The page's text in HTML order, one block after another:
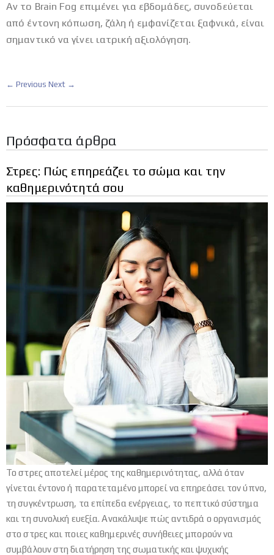
Αν το Brain Fog επιμένει για εβδομάδες, συνοδεύεται
από έντονη κόπωση, ζάλη ή εμφανίζεται ξαφνικά, είναι
σημαντικό να γίνει ιατρική αξιολόγηση.
← Previous Next →
Πρόσφατα άρθρα
Στρες: Πώς επηρεάζει το σώμα και την
καθημερινότητά σου
Το στρες αποτελεί μέρος της καθημερινότητας, αλλά όταν
γίνεται έντονο ή παρατεταμένο μπορεί να επηρεάσει τον ύπνο,
τη συγκέντρωση, τα επίπεδα ενέργειας, το πεπτικό σύστημα
και τη συνολική ευεξία. Ανακάλυψε πώς αντιδρά ο οργανισμός
στο στρες και ποιες καθημερινές συνήθειες μπορούν να
συμβάλουν στη διατήρηση της σωματικής και ψυχικής